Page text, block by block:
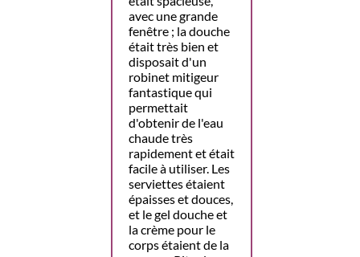
avec une grande
fenêtre ; la douche
était très bien et
disposait d'un
robinet mitigeur
fantastique qui
permettait
d'obtenir de l'eau
chaude très
rapidement et était
facile à utiliser. Les
serviettes étaient
épaisses et douces,
et le gel douche et
la crème pour le
corps étaient de la